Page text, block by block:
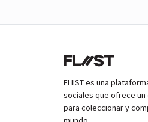
FLIIST es una
sociales que ofrece
para coleccionar y